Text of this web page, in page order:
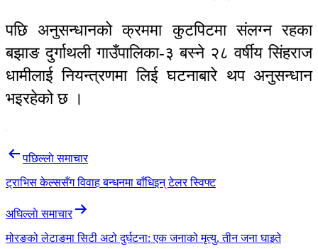
पछि अनुसन्धानको क्रममा कुटपिटमा संलग्न रहका
बझाङ दुर्गाथली गाउँपालिका-३ बस्ने २८ वर्षीय सिंहराज
धामीलाई नियन्त्रणमा लिई घटनाबारे थप अनुसन्धान
भइरहेको छ ।
Post
navigation
पछिल्लाे समाचार
ट्राभिस केल्ससँग विवाह बन्धनमा बाँधिइन् टेलर स्विफ्ट
अघिल्लाे समाचार
मोरङको लेटाङमा सिटी अटो दुर्घटना: एक जनाको मृत्यु, तीन जना घाइते